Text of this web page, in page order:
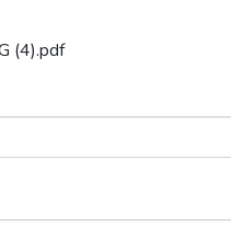
(4).pdf